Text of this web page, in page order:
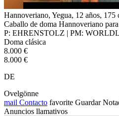
Hannoveriano, Yegua, 12 años, 175
Caballo de doma Hannoveriano
P: EHRENSTOLZ | PM:
Doma clásica
8.000 €
8.000 €
DE
Ovelgönne
mail Contacto favorite Guardar
Anuncios llamativos